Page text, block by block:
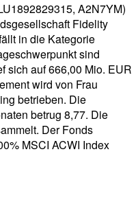
A2N7YM)
Fidelity
in die Kategorie
sind
sich auf 666,00 Mio. EUR
wird von Frau
betrieben. Die
betrug 8,77. Die
Der Fonds
MSCI ACWI Index